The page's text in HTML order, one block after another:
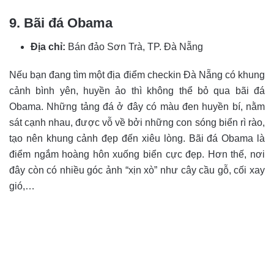
9. Bãi đá Obama
Địa chỉ: Bán đảo Sơn Trà, TP. Đà Nẵng
Nếu bạn đang tìm một địa điểm checkin Đà Nẵng có khung
cảnh bình yên, huyền ảo thì không thể bỏ qua bãi đá
Obama. Những tảng đá ở đây có màu đen huyền bí, nằm
sát cạnh nhau, được vỗ về bởi những con sóng biển rì rào,
tạo nên khung cảnh đẹp đến xiêu lòng. Bãi đá Obama là
điểm ngắm hoàng hôn xuống biển cực đẹp. Hơn thế, nơi
đây còn có nhiều góc ảnh “xịn xò” như cây cầu gỗ, cối xay
gió,…